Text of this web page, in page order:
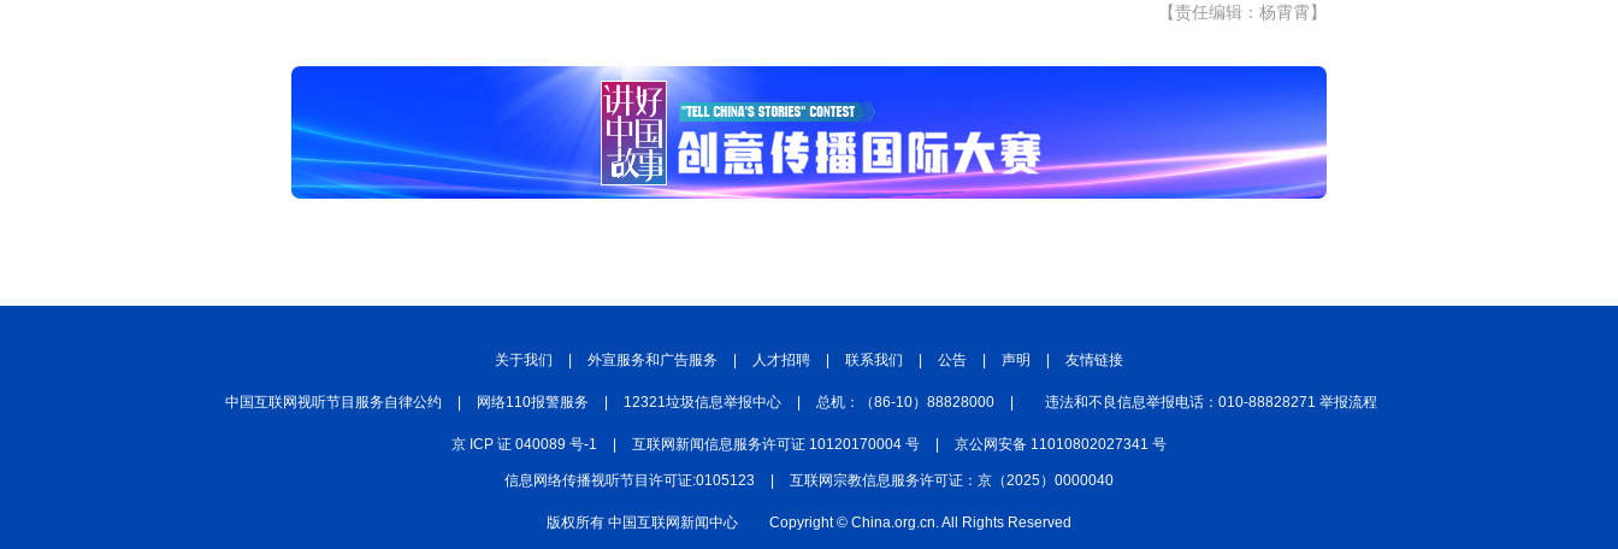
【责任编辑：杨霄霄】
关于我们 外宣服务和广告服务 人才招聘 联系我们 公告 声明 友情链接
中国互联网视听节目服务自律公约 网络110报警服务 12321垃圾信息举报中心 总机：（86-10）88828000 违法和不良信息举报电话：010-88828271 举报流程
京 ICP 证 040089 号-1 互联网新闻信息服务许可证 10120170004 号 京公网安备 11010802027341 号
信息网络传播视听节目许可证:0105123 互联网宗教信息服务许可证：京（2025）0000040
版权所有 中国互联网新闻中心 Copyright © China.org.cn. All Rights Reserved